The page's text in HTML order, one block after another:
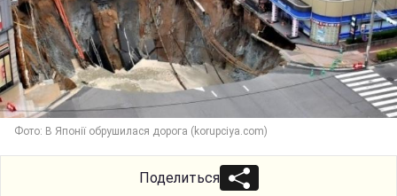
Фото: В Японії обрушилася дорога (korupciya.com)
Поделиться